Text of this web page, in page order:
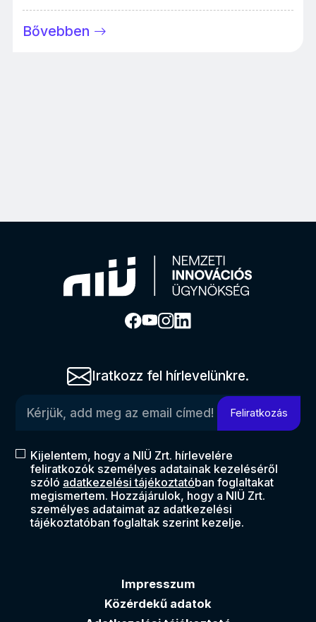
Bővebben
Iratkozz fel hírlevelünkre.
Feliratkozás
Kijelentem, hogy a NIÜ Zrt. hírlevelére
feliratkozók személyes adatainak kezeléséről
szóló adatkezelési tájékoztatóban foglaltakat
megismertem. Hozzájárulok, hogy a NIÜ Zrt.
személyes adataimat az adatkezelési
tájékoztatóban foglaltak szerint kezelje.
Impresszum
Közérdekű adatok